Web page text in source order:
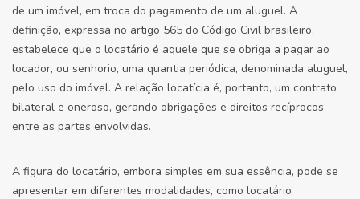
de um imóvel, em troca do pagamento de um aluguel. A
definição, expressa no artigo 565 do Código Civil brasileiro,
estabelece que o locatário é aquele que se obriga a pagar ao
locador, ou senhorio, uma quantia periódica, denominada aluguel,
pelo uso do imóvel. A relação locatícia é, portanto, um contrato
bilateral e oneroso, gerando obrigações e direitos recíprocos
entre as partes envolvidas.
A figura do locatário, embora simples em sua essência, pode se
apresentar em diferentes modalidades, como locatário